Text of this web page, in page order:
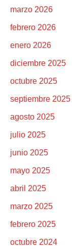
marzo 2026
febrero 2026
enero 2026
diciembre 2025
octubre 2025
septiembre 2025
agosto 2025
julio 2025
junio 2025
mayo 2025
abril 2025
marzo 2025
febrero 2025
octubre 2024